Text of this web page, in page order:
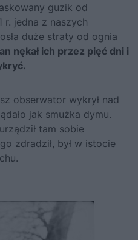
guzik od
r. jedna z naszych
duże straty od ognia
nękał ich przez pięć dni i
obserwator wykrył nad
jak smużka dymu.
tam sobie
zdradził, był w istocie